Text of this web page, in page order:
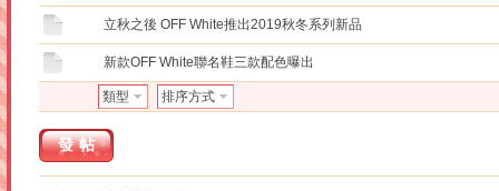
立秋之後 OFF White推出2019秋冬系列新品
新款OFF White聯名鞋三款配色曝出
類型 排序方式
發帖